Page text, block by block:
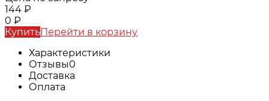
144 ₽
0 ₽
КупитьПерейти в корзину
Характеристики
Отзывы0
Доставка
Оплата